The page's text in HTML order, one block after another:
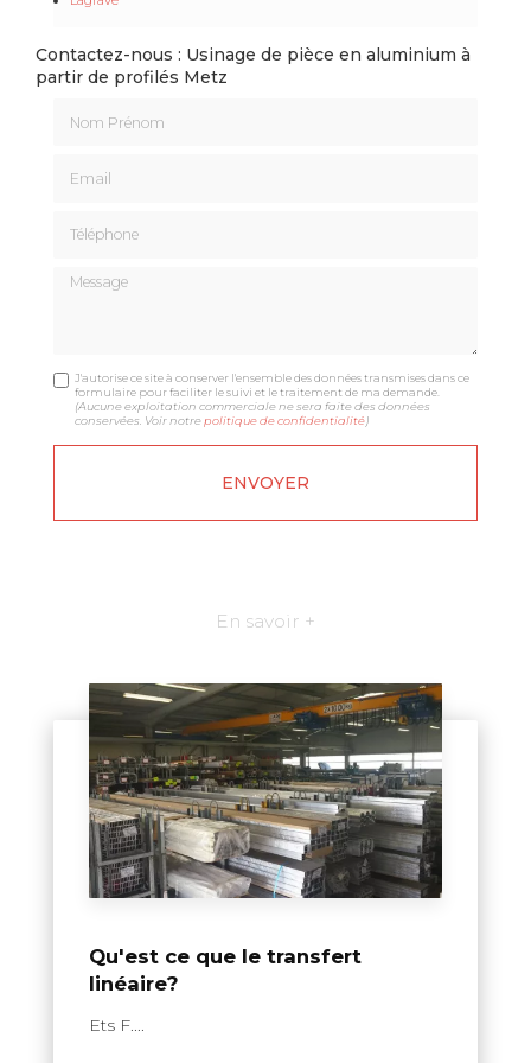
Contactez-nous : Usinage de pièce en aluminium à
partir de profilés Metz
Message
J'autorise ce site à conserver l'ensemble des données transmises dans ce
formulaire pour faciliter le suivi et le traitement de ma demande.
(Aucune exploitation commerciale ne sera faite des données
conservées. Voir notrepolitique de confidentialité)
En savoir +
Qu'est ce que le transfert
linéaire?
Ets F....